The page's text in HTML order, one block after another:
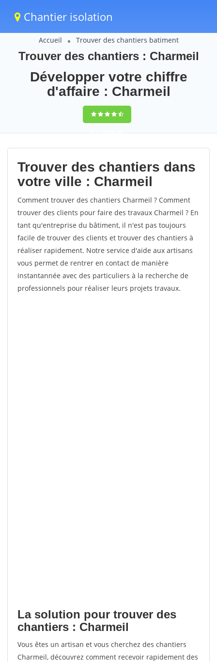
Chantier isolation
Accueil Trouver des chantiers batiment
Trouver des chantiers : Charmeil
Développer votre chiffre
d'affaire : Charmeil
9,5(100%)60
votes
Trouver des chantiers dans
votre ville : Charmeil
Comment trouver des chantiers Charmeil ? Comment
trouver des clients pour faire des travaux Charmeil ? En
tant qu'entreprise du bâtiment, il n'est pas toujours
facile de trouver des clients et trouver des chantiers à
réaliser rapidement. Notre service d'aide aux artisans
vous permet de rentrer en contact de manière
instantannée avec des particuliers à la recherche de
professionnels pour réaliser leurs projets travaux.
La solution pour trouver des
chantiers : Charmeil
Vous êtes un artisan et vous cherchez des chantiers
Charmeil, découvrez comment recevoir rapidement des